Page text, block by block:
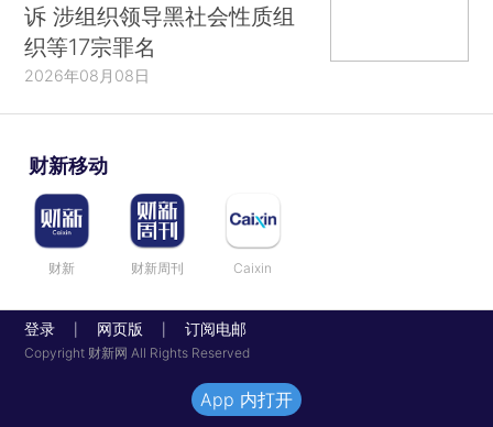
诉 涉组织领导黑社会性质组
织等17宗罪名
2026年08月08日
财新移动
财新 财新周刊 Caixin
登录 网页版 订阅电邮
Copyright 财新网 All Rights Reserved
App 内打开